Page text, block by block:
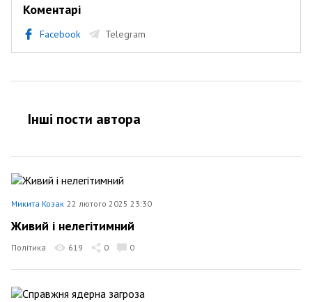
Коментарі
Facebook Telegram
Інші пости автора
Микита Козак 22 лютого 2025 23:30
Живий і нелегітимний
Політика 619 0 0